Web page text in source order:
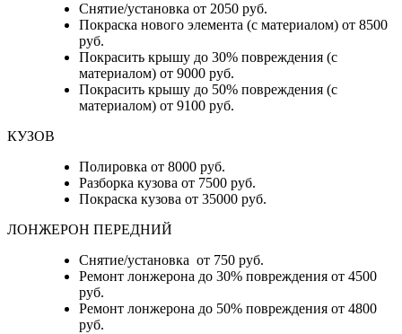
Снятие/установка от 2050 руб.
Покраска нового элемента (с материалом) от 8500
руб.
Покрасить крышу до 30% повреждения (с
материалом) от 9000 руб.
Покрасить крышу до 50% повреждения (с
материалом) от 9100 руб.
КУЗОВ
Полировка от 8000 руб.
Разборка кузова от 7500 руб.
Покраска кузова от 35000 руб.
ЛОНЖЕРОН ПЕРЕДНИЙ
Снятие/установка от 750 руб.
Ремонт лонжерона до 30% повреждения от 4500
руб.
Ремонт лонжерона до 50% повреждения от 4800
руб.